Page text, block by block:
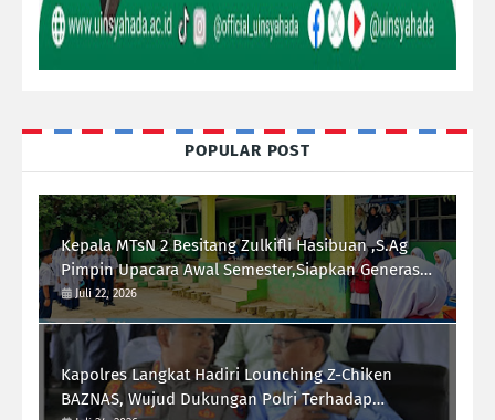
POPULAR POST
Kepala MTsN 2 Besitang Zulkifli Hasibuan ,S.Ag
Pimpin Upacara Awal Semester,Siapkan Generasi
Berkarakter dan Berprestasi
Juli 22, 2026
Kapolres Langkat Hadiri Lounching Z-Chiken
BAZNAS, Wujud Dukungan Polri Terhadap